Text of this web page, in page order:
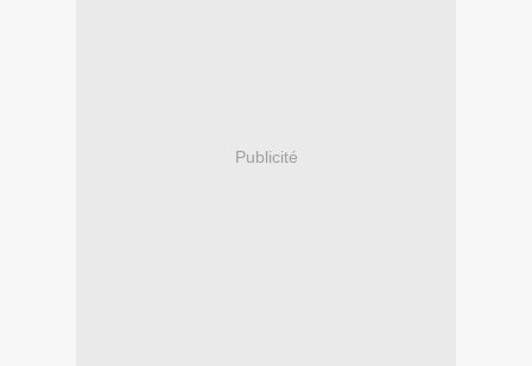
Publicité